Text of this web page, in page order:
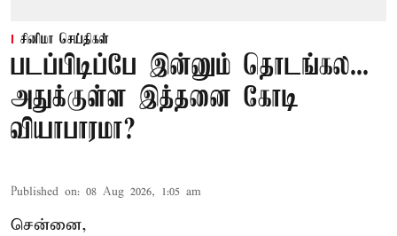
சினிமா செய்திகள்
படப்பிடிப்பே இன்னும் தொடங்கல...
அதுக்குள்ள இத்தனை கோடி
வியாபாரமா?
Published on: 08 Aug 2026, 1:05 am
சென்னை,